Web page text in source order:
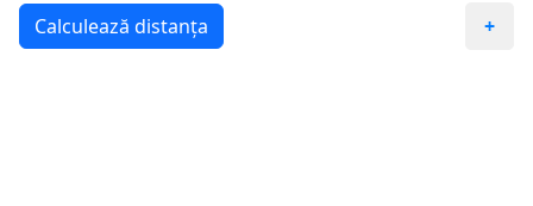
Calculează distanța +